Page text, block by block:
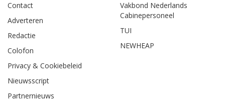
Contact
Adverteren
Redactie
Colofon
Privacy & Cookiebeleid
Nieuwsscript
Partnernieuws
Vakbond Nederlands
Cabinepersoneel
TUI
NEWHEAP